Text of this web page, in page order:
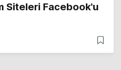
Siteleri Facebook'u